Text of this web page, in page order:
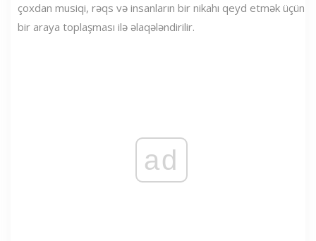
çoxdan musiqi, rəqs və insanların bir nikahı qeyd etmək üçün
bir araya toplaşması ilə əlaqələndirilir.
ad